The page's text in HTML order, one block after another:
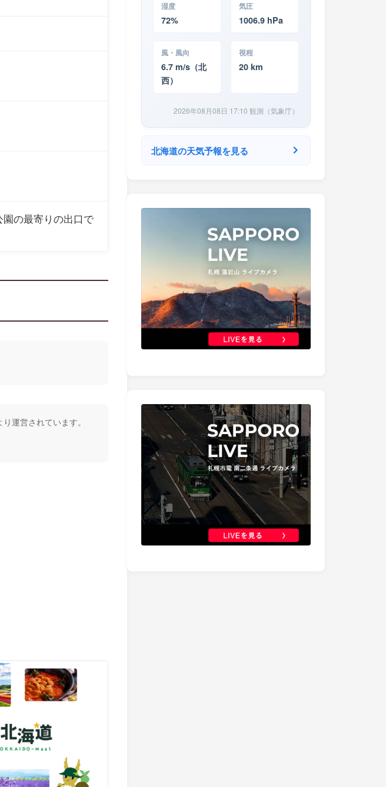
の最寄りの出口で
運営されています。
湿度
72%
気圧
1006.9 hPa
風・風向
6.7 m/s（北
西）
視程
20 km
2026年08月08日 17:10 観測（気象庁）
北海道の天気予報を見る